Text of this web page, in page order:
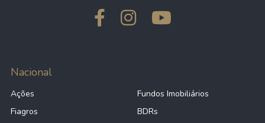
Nacional
Ações
Fundos Imobiliários
Fiagros
BDRs